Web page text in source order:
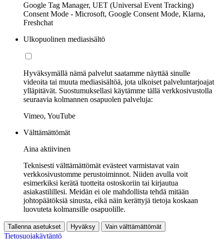
Google Tag Manager, UET (Universal Event Tracking)
Consent Mode - Microsoft, Google Consent Mode, Klarna,
Freshchat
Ulkopuolinen mediasisältö
Hyväksymällä nämä palvelut saatamme näyttää sinulle
videoita tai muuta mediasisältöä, jota ulkoiset palveluntarjoajat
ylläpitävät. Suostumuksellasi käytämme tällä verkkosivustolla
seuraavia kolmannen osapuolen palveluja:
Vimeo, YouTube
Välttämättömät
Aina aktiivinen
Teknisesti välttämättömät evästeet varmistavat vain
verkkosivustomme perustoiminnot. Niiden avulla voit
esimerkiksi kerätä tuotteita ostoskoriin tai kirjautua
asiakastilillesi. Meidän ei ole mahdollista tehdä mitään
johtopäätöksiä sinusta, eikä näin kerättyjä tietoja koskaan
luovuteta kolmansille osapuolille.
Tallenna asetukset Hyväksy Vain välttämättömät
Tietosuojakäytäntö